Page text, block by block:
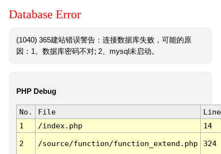
Database Error
(1040) 365建站错误警告：连接数据库失败，可能的原
因：1、数据库密码不对; 2、mysql未启动。
PHP Debug
No. File
Line
1
/index.php 14
2 /source/function/function_extend.php 324